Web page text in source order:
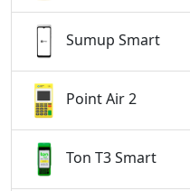
Sumup Smart
Point Air 2
Ton T3 Smart